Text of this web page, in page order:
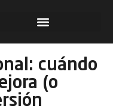
cuándo
(o